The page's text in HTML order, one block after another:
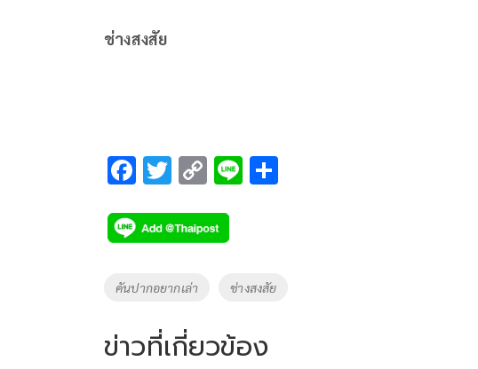
ช่างสงสัย
F
e
b
o
k
T
tt
er
C
p
y
Li
k
Li
Tags
คันปากอยากเล่า ช่างสงสัย
ข่าวที่เกี่ยวข้อง